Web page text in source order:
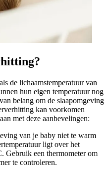
de lichaamstemperatuur van
hun eigen temperatuur nog
belang om de slaapomgeving
kan voorkomen
met deze aanbevelingen:
van je baby niet te warm
ligt over het
Gebruik een thermometer om
te controleren.